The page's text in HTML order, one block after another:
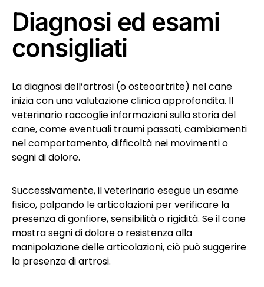
Diagnosi ed esami
consigliati
La diagnosi dell’artrosi (o osteoartrite) nel cane
inizia con una valutazione clinica approfondita. Il
veterinario raccoglie informazioni sulla storia del
cane, come eventuali traumi passati, cambiamenti
nel comportamento, difficoltà nei movimenti o
segni di dolore.
Successivamente, il veterinario esegue un esame
fisico, palpando le articolazioni per verificare la
presenza di gonfiore, sensibilità o rigidità. Se il cane
mostra segni di dolore o resistenza alla
manipolazione delle articolazioni, ciò può suggerire
la presenza di artrosi.